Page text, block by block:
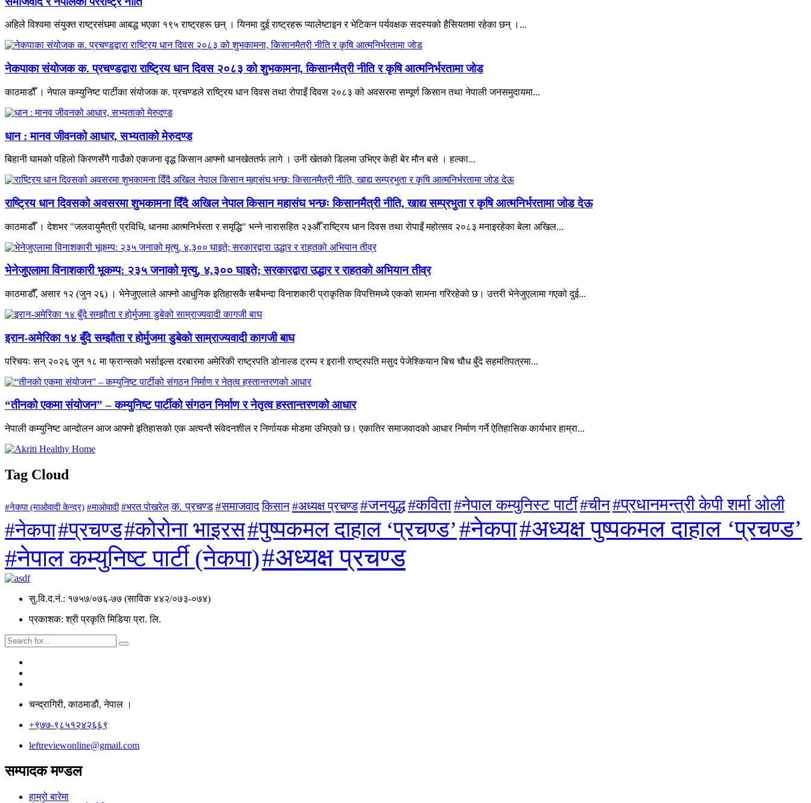
अहिले विश्वमा संयुक्त राष्ट्रसंघमा आबद्ध भएका १९५ राष्ट्रहरू छन् । यिनमा दुई राष्ट्रहरू प्यालेष्टाइन र भेटिकन पर्यवक्षक सदस्यको हैसियतमा रहेका छन् ।...
नेकपाका संयोजक क. प्रचण्डद्वारा राष्ट्रिय धान दिवस २०८३ को शुभकामना, किसानमैत्री नीति र कृषि आत्मनिर्भरतामा जोड
काठमाडौँ । नेपाल कम्युनिष्ट पार्टीका संयोजक क. प्रचण्डले राष्ट्रिय धान दिवस तथा रोपाइँ दिवस २०८३ को अवसरमा सम्पूर्ण किसान तथा नेपाली जनसमुदायमा...
धान : मानव जीवनको आधार, सभ्यताको मेरुदण्ड
बिहानी घामको पहिलो किरणसँगै गाउँको एकजना वृद्ध किसान आफ्नो धानखेततर्फ लागे । उनी खेतको डिलमा उभिएर केही बेर मौन बसे । हल्का...
राष्ट्रिय धान दिवसको अवसरमा शुभकामना दिँदै अखिल नेपाल किसान महासंघ भन्छः किसानमैत्री नीति, खाद्य सम्प्रभुता र कृषि आत्मनिर्भरतामा जोड देऊ
काठमाडौँ । देशभर "जलवायुमैत्री प्रविधि, धानमा आत्मनिर्भरता र समृद्धि" भन्ने नारासहित २३औँ राष्ट्रिय धान दिवस तथा रोपाइँ महोत्सव २०८३ मनाइरहेका बेला अखिल...
भेनेजुएलामा विनाशकारी भूकम्प: २३५ जनाको मृत्यु, ४,३०० घाइते; सरकारद्वारा उद्धार र राहतको अभियान तीव्र
काठमाडौँ, असार १२ (जुन २६) । भेनेजुएलाले आफ्नो आधुनिक इतिहासकै सबैभन्दा विनाशकारी प्राकृतिक विपत्तिमध्ये एकको सामना गरिरहेको छ। उत्तरी भेनेजुएलामा गएको दुई...
इरान-अमेरिका १४ बुँदे सम्झौता र होर्मुजमा डुबेको साम्राज्यवादी कागजी बाघ
परिचयः सन् २०२६ जुन १८ मा फ्रान्सको भर्साइल्स दरबारमा अमेरिकी राष्ट्रपति डोनाल्ड ट्रम्प र इरानी राष्ट्रपति मसुद पेजेश्कियान बिच चौध बुँदे सहमतिपत्रमा...
“तीनको एकमा संयोजन” – कम्युनिष्ट पार्टीको संगठन निर्माण र नेतृत्व हस्तान्तरणको आधार
नेपाली कम्युनिष्ट आन्दोलन आज आफ्नो इतिहासको एक अत्यन्तै संवेदनशील र निर्णायक मोडमा उभिएको छ। एकातिर समाजवादको आधार निर्माण गर्ने ऐतिहासिक कार्यभार हाम्रा...
Tag Cloud
#नेकपा (माओवादी केन्द्र) #माओवादी #भरत पोखरेल क. प्रचण्ड #समाजवादकिसान#अध्यक्ष प्रचण्ड#जनयुद्ध#कविता#नेपाल कम्युनिस्ट पार्टी#चीन#प्रधानमन्त्री केपी शर्मा ओली
#नेकपा#प्रचण्ड#कोरोना भाइरस#पुष्पकमल दाहाल ‘प्रचण्ड’#नेकपा#अध्यक्ष पुष्पकमल दाहाल ‘प्रचण्ड’
#नेपाल कम्युनिष्ट पार्टी (नेकपा)#अध्यक्ष प्रचण्ड
सु.वि.द.नं.: १७५७/०७६-७७ (साविक ४४२/०७३-०७४)
प्रकाशक: श्री प्रकृति मिडिया प्रा. लि.
चन्द्रागिरी, काठमाडाैं, नेपाल ।
+९७७-९८५१२४२६६९
leftreviewonline@gmail.com
सम्पादक मण्डल
हाम्रो बारेमा